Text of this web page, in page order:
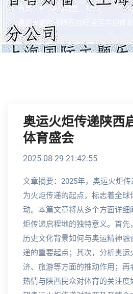
首页
体育明星
奥运火炬传递陕西启程 全民共迎体育
奥运火炬传递陕西
体育盛会
2025-08-29 21:42:55
文章摘要：2025年，奥运火炬
为火炬传递的起点，标志着全球
动。本篇文章将从多个方面详细
炬传递启程地的独特意义。首先
历史文化背景如何与奥运精神
递的重要起点；其次，分析奥运
济、旅游等方面的推动作用；再
热情与陕西民众对体育的关注